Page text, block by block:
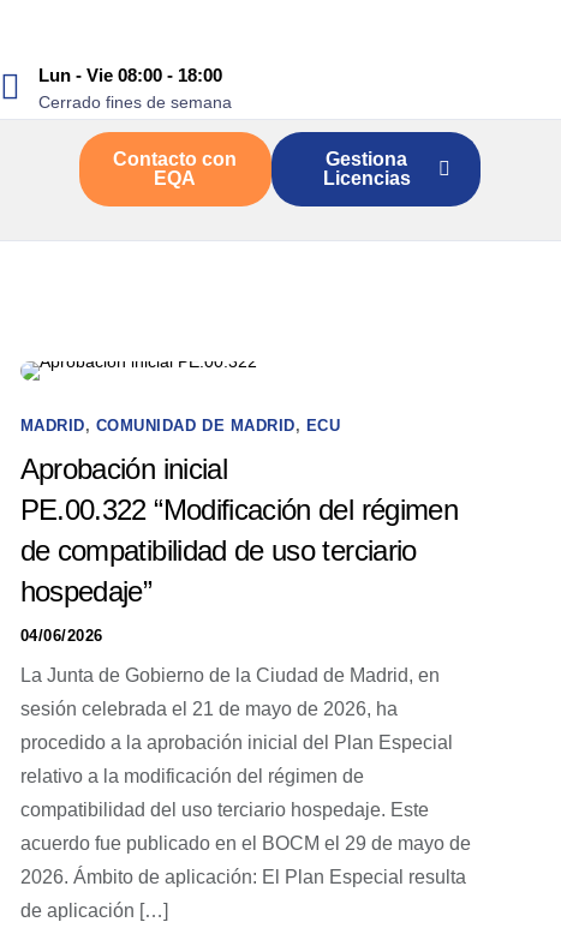
Lun - Vie 08:00 - 18:00
Cerrado fines de semana
Contacto con
EQA
Gestiona
Licencias
MADRID, COMUNIDAD DE MADRID, ECU
Aprobación inicial
PE.00.322 “Modificación del régimen
de compatibilidad de uso terciario
hospedaje”
04/06/2026
La Junta de Gobierno de la Ciudad de Madrid, en
sesión celebrada el 21 de mayo de 2026, ha
procedido a la aprobación inicial del Plan Especial
relativo a la modificación del régimen de
compatibilidad del uso terciario hospedaje. Este
acuerdo fue publicado en el BOCM el 29 de mayo de
2026. Ámbito de aplicación: El Plan Especial resulta
de aplicación […]